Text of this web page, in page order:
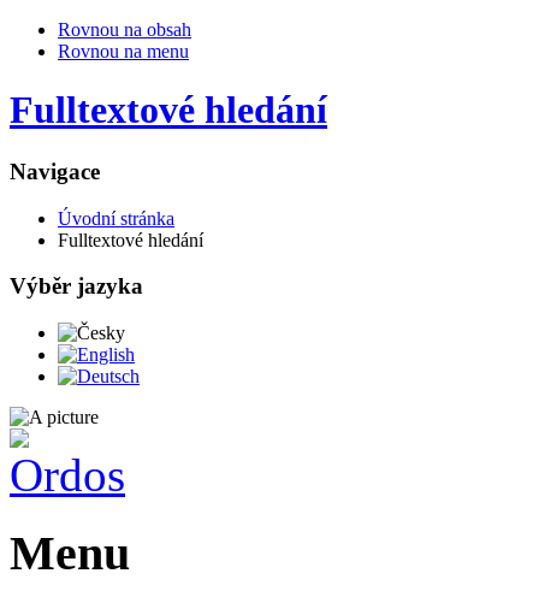
Rovnou na obsah
Rovnou na menu
Fulltextové hledání
Navigace
Úvodní stránka
Fulltextové hledání
Výběr jazyka
Česky
Menu